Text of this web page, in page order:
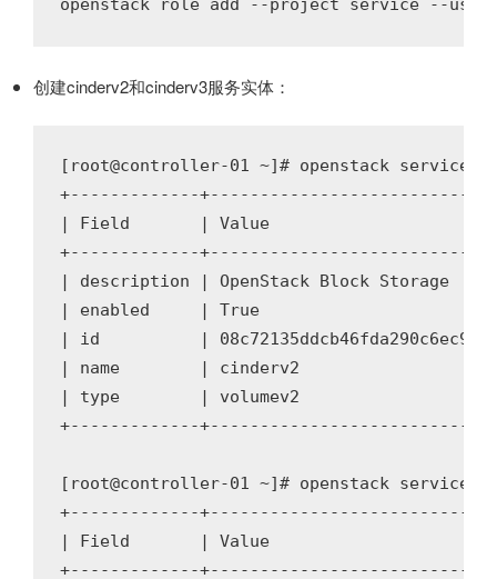
创建cinderv2和cinderv3服务实体：
[root@controller-01 ~]# openstack service
+-------------
| Field       | Value
+-------------
| description | OpenStack Block Storage
| enabled     | True
| id          |
| name        | cinderv2
| type        | volumev2
+-------------
[root@controller-01 ~]# openstack service
+-------------
| Field       | Value
+-------------